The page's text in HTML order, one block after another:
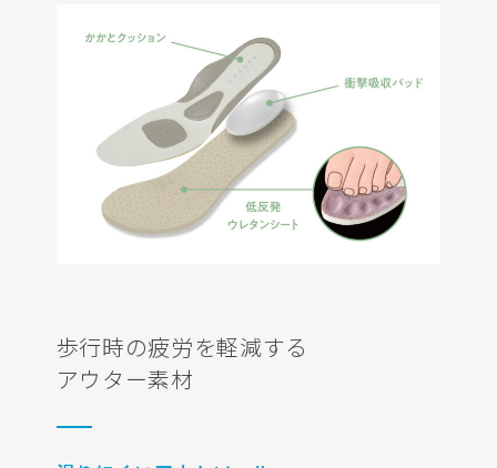
歩行時の疲労を軽減する
アウター素材